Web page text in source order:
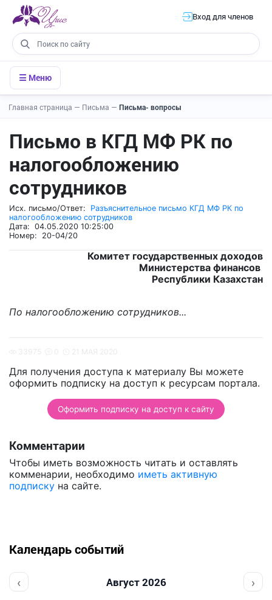
Вход для членов
☰ Меню
Главная страница — Письма — Письма- вопросы
Письмо в КГД МФ РК по
налогообложению
сотрудников
Исх. письмо/Ответ: Разъяснительное письмо КГД МФ РК по
налогообложению сотрудников
Дата: 04.05.2020 10:25:00
Номер: 20-04/20
Комитет государственных доходов
Министерства финансов
Республики Казахстан
По налогообложению сотрудников...
Для получения доступа к материалу Вы можете
оформить подписку на доступ к ресурсам портала.
Оформить подписку на доступ к сайту
Комментарии
Чтобы иметь возможность читать и оставлять
комменарии, необходимо иметь активную
подписку на сайте.
Календарь событий
‹ Август 2026 ›